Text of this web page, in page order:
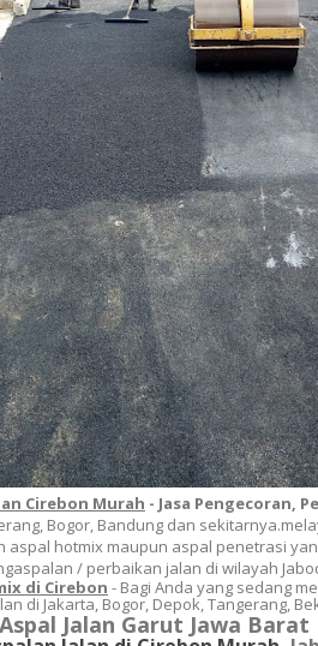
Cirebon Murah - Jasa Pengecoran,
Bogor, Bandung dan sekitarnya.
aspal hotmix maupun aspal penetrasi
/ perbaikan jalan di wilayah
di Cirebon - Bagi Anda yang sedang
di Jakarta, Bogor, Depok, Tangerang,
Jalan Garut Jawa Barat